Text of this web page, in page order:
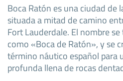
Boca Ratón es una ciudad de
situada a mitad de camino
Fort Lauderdale. El nombre
como «Boca de Ratón», y se
término náutico español para
profunda llena de rocas